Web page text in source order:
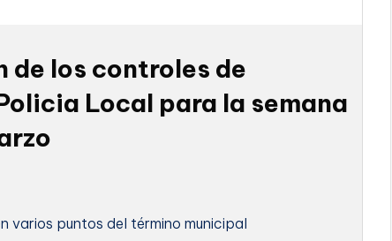
de los controles de
Local para la semana
varios puntos del término municipal